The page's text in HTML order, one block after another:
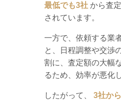
最低でも3社 から査
されています。
一方で、依頼する業
と、日程調整や交渉
割に、査定額の大幅
るため、効率が悪化
したがって、 3社か